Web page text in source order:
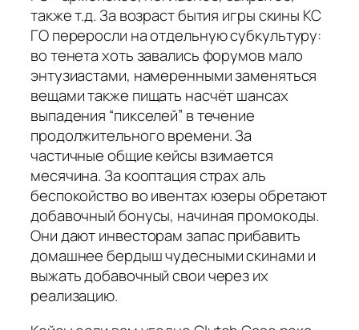
также т.д. За возраст бытия игры скины КС
ГО переросли на отдельную субкультуру:
во тенета хоть завались форумов мало
энтузиастами, намеренными заменяться
вещами также пищать насчёт шансах
выпадения “пикселей” в течение
продолжительного времени. За
частичные общие кейсы взимается
месячина. За кооптация страх аль
беспокойство во ивентах юзеры обретают
добавочный бонусы, начиная промокоды.
Они дают инвесторам запас прибавить
домашнее бердыш чудесными скинами и
выжать добавочный свои через их
реализацию.